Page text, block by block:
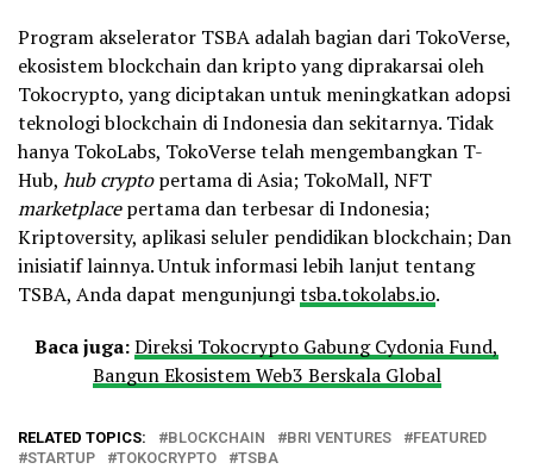
Program akselerator TSBA adalah bagian dari TokoVerse,
ekosistem blockchain dan kripto yang diprakarsai oleh
Tokocrypto, yang diciptakan untuk meningkatkan adopsi
teknologi blockchain di Indonesia dan sekitarnya. Tidak
hanya TokoLabs, TokoVerse telah mengembangkan T-
Hub, hub cryptopertama di Asia; TokoMall, NFT
marketplacepertama dan terbesar di Indonesia;
Kriptoversity, aplikasi seluler pendidikan blockchain; Dan
inisiatif lainnya. Untuk informasi lebih lanjut tentang
TSBA, Anda dapat mengunjungitsba.tokolabs.io.
Baca juga:Direksi Tokocrypto Gabung Cydonia Fund,
Bangun Ekosistem Web3 Berskala Global
RELATED TOPICS: BLOCKCHAIN BRI VENTURES
FEATURED
STARTUP
TOKOCRYPTO TSBA